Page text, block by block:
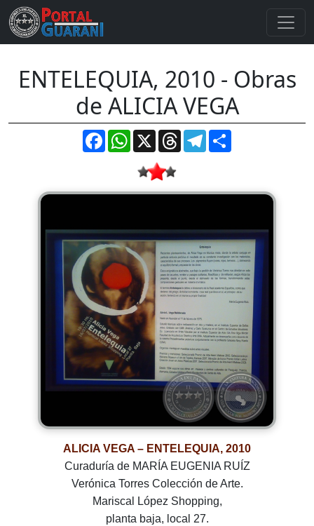
ENTELEQUIA, 2010 - Obras
de ALICIA VEGA
FacebookWhatsApp
X ThreadsTelegram
ALICIA VEGA – ENTELEQUIA, 2010
Curaduría de MARÍA EUGENIA RUÍZ
Verónica Torres Colección de Arte.
Mariscal López Shopping,
planta baja, local 27.